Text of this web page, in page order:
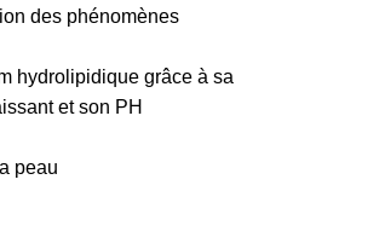
des phénomènes
hydrolipidique grâce à sa
et son PH
peau